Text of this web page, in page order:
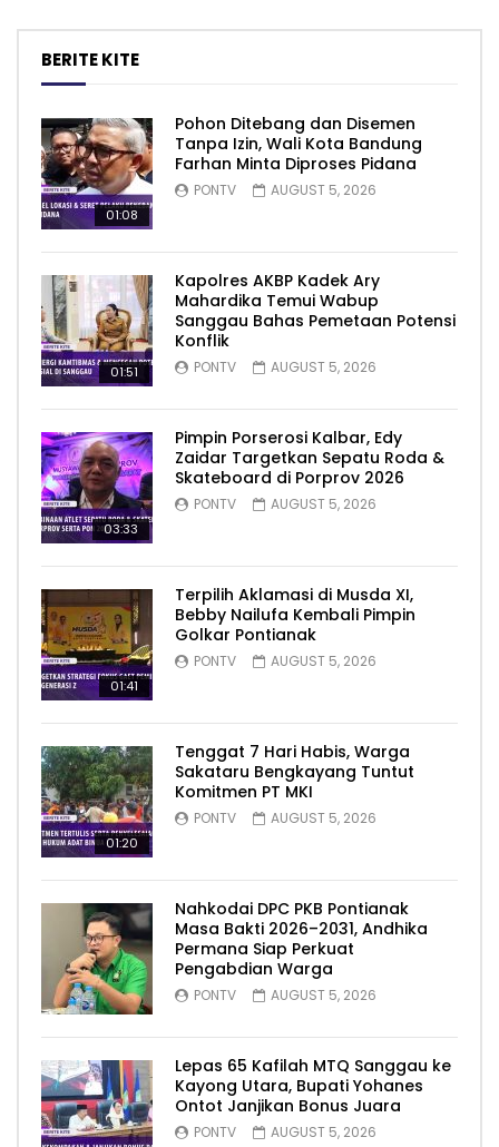
BERITE KITE
01:08
Pohon Ditebang dan Disemen
Tanpa Izin, Wali Kota Bandung
Farhan Minta Diproses Pidana
PONTV AUGUST 5, 2026
01:51
Kapolres AKBP Kadek Ary
Mahardika Temui Wabup
Sanggau Bahas Pemetaan Potensi
Konflik
PONTV AUGUST 5, 2026
03:33
Pimpin Porserosi Kalbar, Edy
Zaidar Targetkan Sepatu Roda &
Skateboard di Porprov 2026
PONTV AUGUST 5, 2026
01:41
Terpilih Aklamasi di Musda XI,
Bebby Nailufa Kembali Pimpin
Golkar Pontianak
PONTV AUGUST 5, 2026
01:20
Tenggat 7 Hari Habis, Warga
Sakataru Bengkayang Tuntut
Komitmen PT MKI
PONTV AUGUST 5, 2026
Nahkodai DPC PKB Pontianak
Masa Bakti 2026–2031, Andhika
Permana Siap Perkuat
Pengabdian Warga
PONTV AUGUST 5, 2026
Lepas 65 Kafilah MTQ Sanggau ke
Kayong Utara, Bupati Yohanes
Ontot Janjikan Bonus Juara
PONTV AUGUST 5, 2026